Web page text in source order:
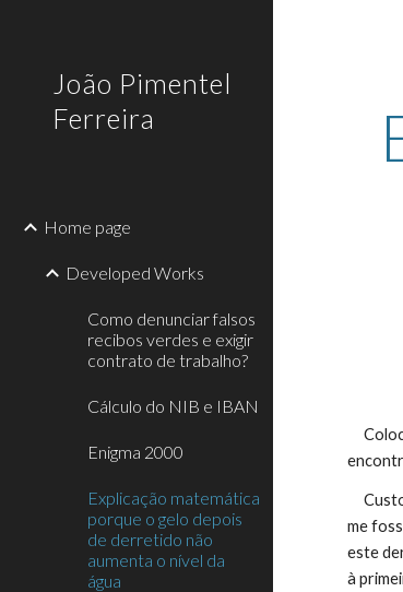
João Pimentel
Ferreira
Home page
Developed Works
Como denunciar falsos
recibos verdes e exigir
contrato de trabalho?
Cálculo do NIB e IBAN
Enigma 2000
Explicação matemática
porque o gelo depois
de derretido não
aumenta o nível da
água
     Colocaram-me, em tempos quando fui a uma entrevista de emprego o seguinte problema, imagine um recipiente com água, e no topo do recipiente
     Custou-me a responder, e por certo que o entrevistador queria que eu tivesse uma noção sobre a alteração do estado da matéria e como tal, que
me
este
à